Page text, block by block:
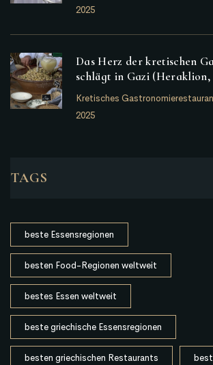
2025
Das Herz der kretischen
schlägt in Gazi (Heraklion,
Festival der kretischen
Kretisches
2025
TAGS
beste Essensregionen
besten Food-Regionen weltweit
bestes Essen weltweit
beste griechische Essensregionen
besten griechischen Restaurants